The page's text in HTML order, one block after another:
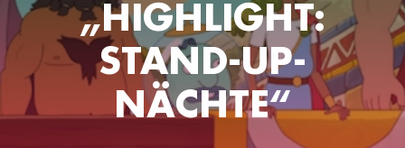
„HIGHLIGHT:
STAND-UP-
NÄCHTE“